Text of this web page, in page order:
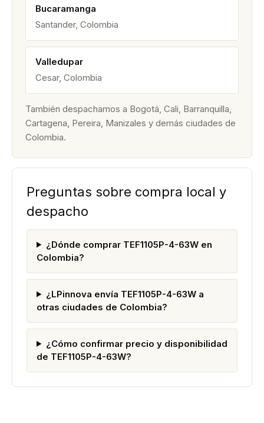
Bucaramanga
Santander, Colombia
Valledupar
Cesar, Colombia
También despachamos a Bogotá, Cali, Barranquilla,
Cartagena, Pereira, Manizales y demás ciudades de
Colombia.
Preguntas sobre compra local y
despacho
¿Dónde comprar TEF1105P-4-63W en
Colombia?
¿LPinnova envía TEF1105P-4-63W a
otras ciudades de Colombia?
¿Cómo confirmar precio y disponibilidad
de TEF1105P-4-63W?